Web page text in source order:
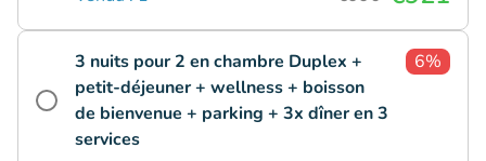
3 nuits pour 2 en chambre Duplex +
petit-déjeuner + wellness + boisson
de bienvenue + parking + 3x dîner en 3
services
6%